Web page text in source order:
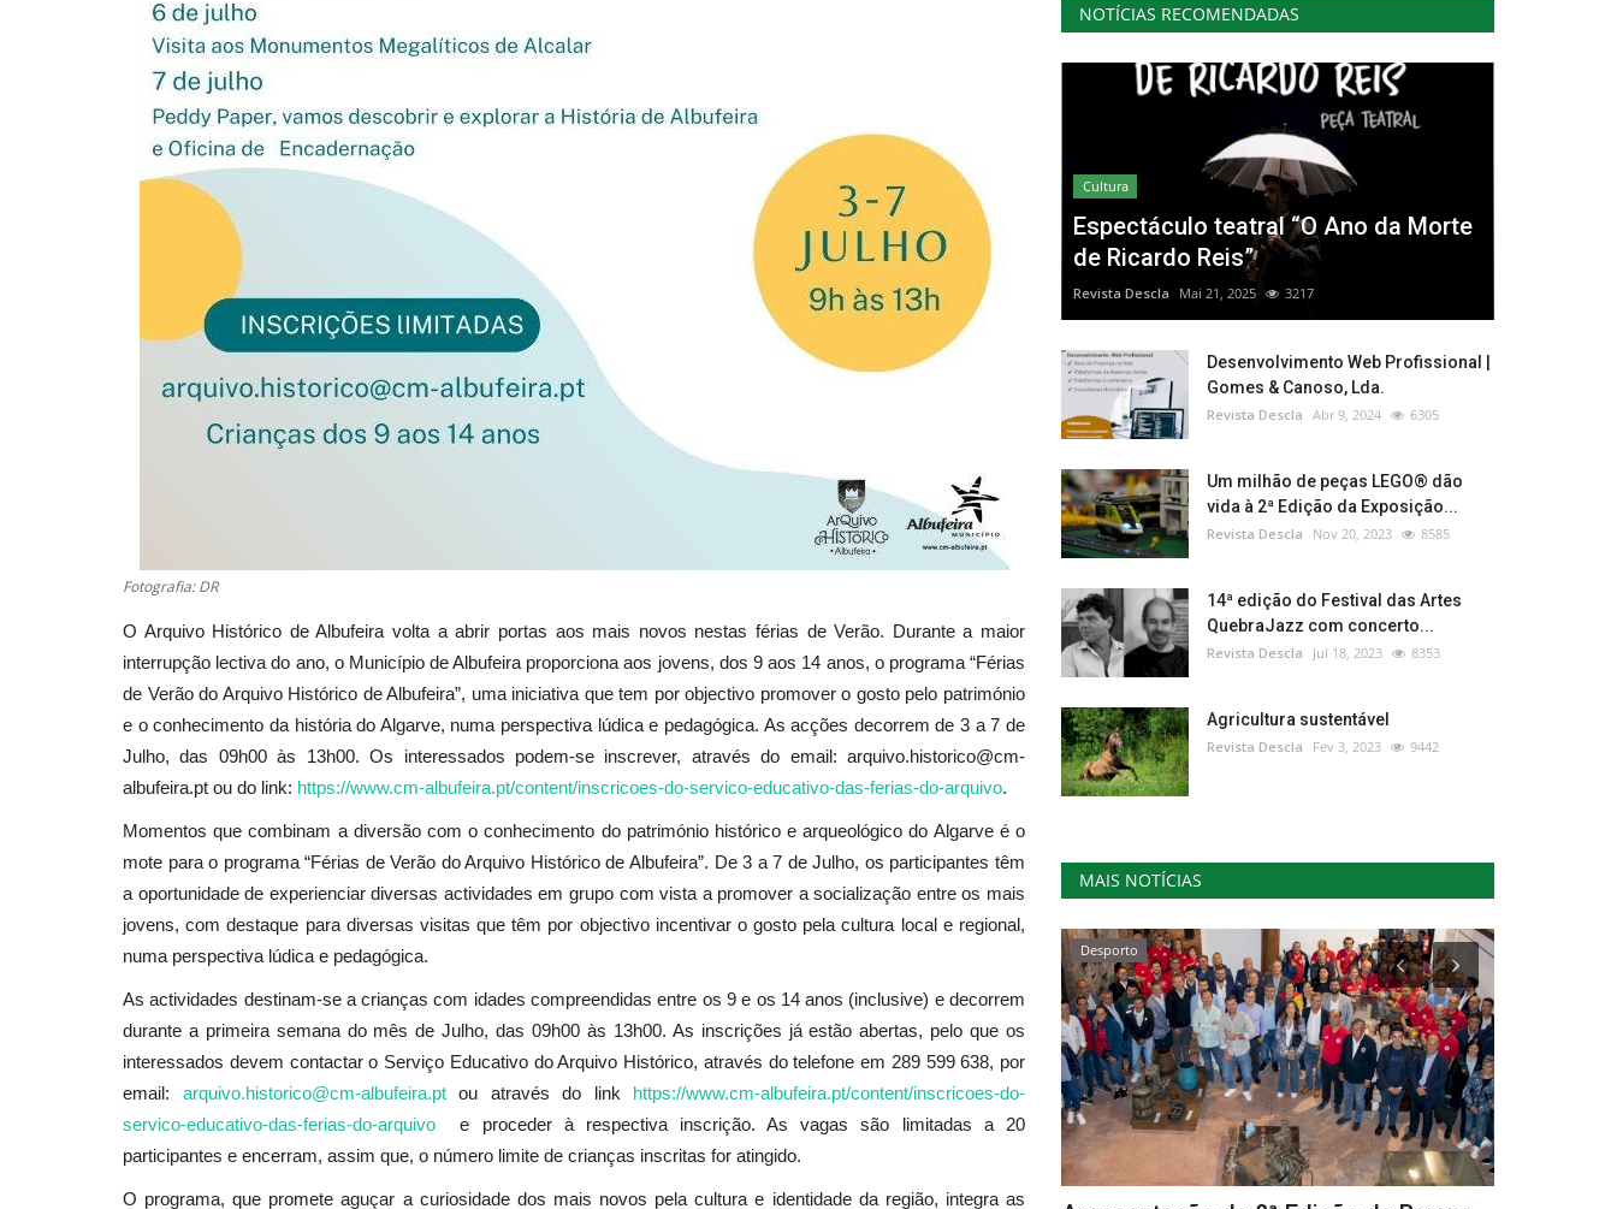
Fotografia: DR
O Arquivo Histórico de Albufeira volta a abrir portas aos mais novos nestas férias de Verão. Durante a maior
interrupção lectiva do ano, o Município de Albufeira proporciona aos jovens, dos 9 aos 14 anos, o programa “Férias
de Verão do Arquivo Histórico de Albufeira”, uma iniciativa que tem por objectivo promover o gosto pelo património
e o conhecimento da história do Algarve, numa perspectiva lúdica e pedagógica. As acções decorrem de 3 a 7 de
Julho, das 09h00 às 13h00. Os interessados podem-se inscrever, através do email: arquivo.historico@cm-
albufeira.pt ou do link: https://www.cm-albufeira.pt/content/inscricoes-do-servico-educativo-das-ferias-do-arquivo.
Momentos que combinam a diversão com o conhecimento do património histórico e arqueológico do Algarve é o
mote para o programa “Férias de Verão do Arquivo Histórico de Albufeira”. De 3 a 7 de Julho, os participantes têm
a oportunidade de experienciar diversas actividades em grupo com vista a promover a socialização entre os mais
jovens, com destaque para diversas visitas que têm por objectivo incentivar o gosto pela cultura local e regional,
numa perspectiva lúdica e pedagógica.
As actividades destinam-se a crianças com idades compreendidas entre os 9 e os 14 anos (inclusive) e decorrem
durante a primeira semana do mês de Julho, das 09h00 às 13h00. As inscrições já estão abertas, pelo que os
interessados devem contactar o Serviço Educativo do Arquivo Histórico, através do telefone em 289 599 638, por
email: arquivo.historico@cm-albufeira.ptou através do link https://www.cm-albufeira.pt/content/inscricoes-do-
servico-educativo-das-ferias-do-arquivo e proceder à respectiva inscrição. As vagas são limitadas a 20
participantes e encerram, assim que, o número limite de crianças inscritas for atingido.
O programa, que promete aguçar a curiosidade dos mais novos pela cultura e identidade da região, integra as
NOTÍCIAS RECOMENDADAS
Cultura
Espectáculo teatral “O Ano da Morte
de Ricardo Reis”
Revista Descla Mai 21, 2025 3217
Desenvolvimento Web Profissional |
Gomes & Canoso, Lda.
Revista Descla Abr 9, 2024 6305
Um milhão de peças LEGO® dão
vida à 2ª Edição da Exposição...
Revista Descla Nov 20, 2023 8585
14ª edição do Festival das Artes
QuebraJazz com concerto...
Revista Descla Jul 18, 2023 8353
Agricultura sustentável
Revista Descla Fev 3, 2023 9442
MAIS NOTÍCIAS
Ambiente Desporto